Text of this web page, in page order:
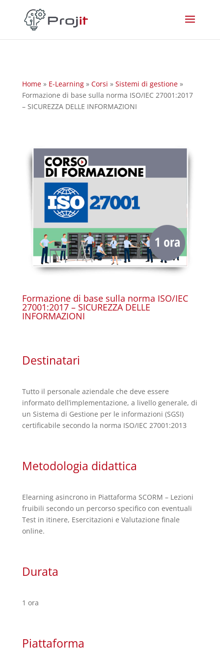
Home» E-Learning» Corsi » Sistemi di gestione»
Formazione di base sulla norma ISO/IEC 27001:2017
– SICUREZZA DELLE INFORMAZIONI
Formazione di base sulla norma ISO/IEC
27001:2017 – SICUREZZA DELLE
INFORMAZIONI
Destinatari
Tutto il personale aziendale che deve essere
informato dell’implementazione, a livello generale, di
un Sistema di Gestione per le informazioni (SGSI)
certificabile secondo la norma ISO/IEC 27001:2013
Metodologia didattica
Elearning asincrono in Piattaforma SCORM – Lezioni
fruibili secondo un percorso specifico con eventuali
Test in itinere, Esercitazioni e Valutazione finale
online.
Durata
1 ora
Piattaforma